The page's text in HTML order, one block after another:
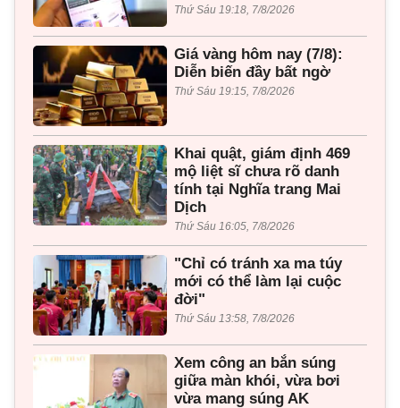
Thứ Sáu 19:18, 7/8/2026
Giá vàng hôm nay (7/8):
Diễn biến đầy bất ngờ
Thứ Sáu 19:15, 7/8/2026
Khai quật, giám định 469
mộ liệt sĩ chưa rõ danh
tính tại Nghĩa trang Mai
Dịch
Thứ Sáu 16:05, 7/8/2026
"Chỉ có tránh xa ma túy
mới có thể làm lại cuộc
đời"
Thứ Sáu 13:58, 7/8/2026
Xem công an bắn súng
giữa màn khói, vừa bơi
vừa mang súng AK